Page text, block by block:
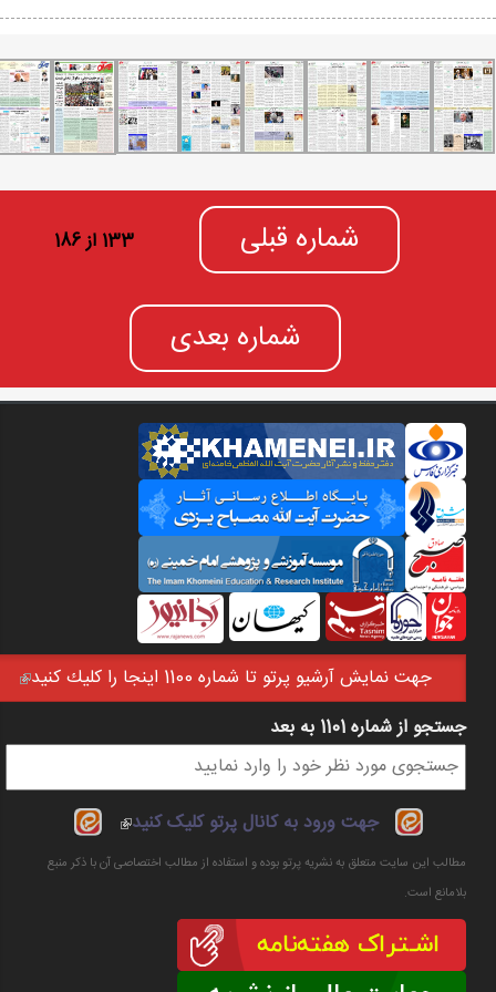
شماره قبلی 133 از 186
شماره بعدی
جهت نمايش آرشيو پرتو تا شماره 1100 اينجا را كليك كنيد
فرم جستجو
جستجو از شماره 1101 به بعد
جهت ورود به کانال پرتو کلیک کنید
(link is
external)
مطالب این سایت متعلق به نشریه پرتو بوده و استفاده از مطالب اختصاصی آن با ذکر منبع
بلامانع است.